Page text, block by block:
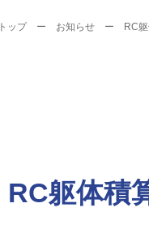
トップー お知らせ ー RC
RC躯体積